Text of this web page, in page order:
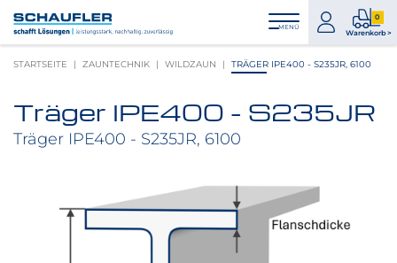
Inhalt
Hauptnavigation
Footernavigation
Logo
Schaufler
verlinkt
Startseite
MENÜ
zum
Konto
0
Warenkorb >
0
im
STARTSEITE ZAUNTECHNIK WILDZAUN TRÄGER IPE400 - S235JR, 6100
Produktbilder
überspringen
Träger IPE400 - S235JR
Träger IPE400 - S235JR, 6100